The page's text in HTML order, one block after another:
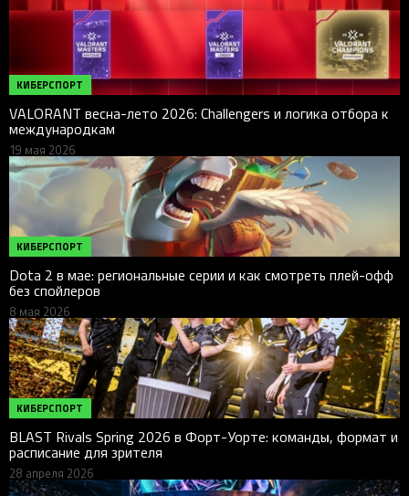
КИБЕРСПОРТ
VALORANT весна-лето 2026: Challengers и логика отбора к
международкам
19 мая 2026
КИБЕРСПОРТ
Dota 2 в мае: региональные серии и как смотреть плей-офф
без спойлеров
8 мая 2026
КИБЕРСПОРТ
BLAST Rivals Spring 2026 в Форт-Уорте: команды, формат и
расписание для зрителя
28 апреля 2026